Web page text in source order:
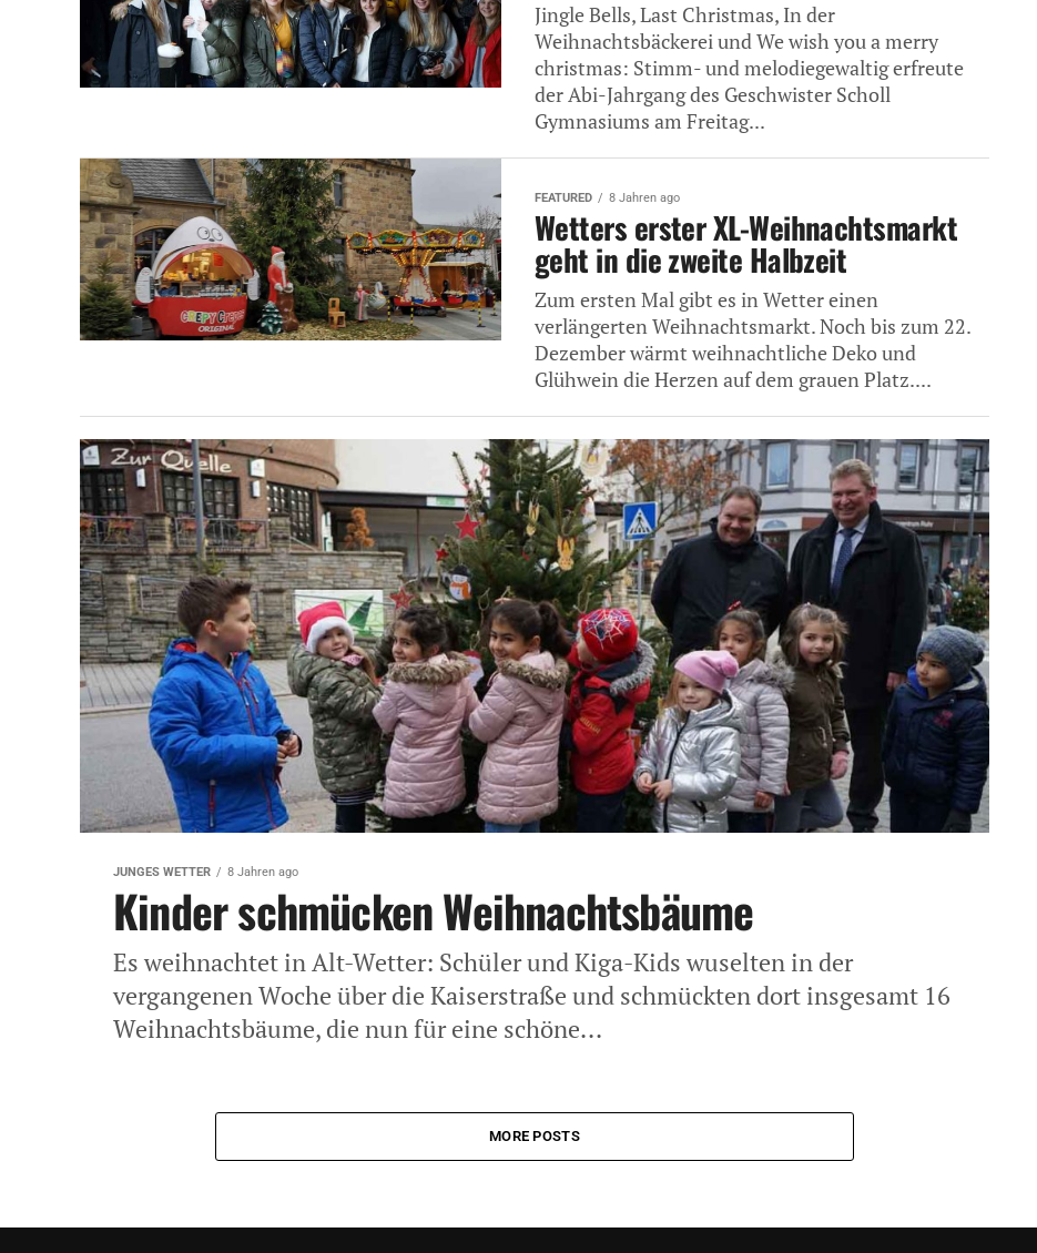
Jingle Bells, Last Christmas, In der
Weihnachtsbäckerei und We wish you a merry
christmas: Stimm- und melodiegewaltig erfreute
der Abi-Jahrgang des Geschwister Scholl
Gymnasiums am Freitag...
FEATURED 8 Jahren ago
Wetters erster XL-Weihnachtsmarkt
geht in die zweite Halbzeit
Zum ersten Mal gibt es in Wetter einen
verlängerten Weihnachtsmarkt. Noch bis zum 22.
Dezember wärmt weihnachtliche Deko und
Glühwein die Herzen auf dem grauen Platz....
JUNGES WETTER 8 Jahren ago
Kinder schmücken Weihnachtsbäume
Es weihnachtet in Alt-Wetter: Schüler und Kiga-Kids wuselten in der
vergangenen Woche über die Kaiserstraße und schmückten dort insgesamt 16
Weihnachtsbäume, die nun für eine schöne...
MORE POSTS